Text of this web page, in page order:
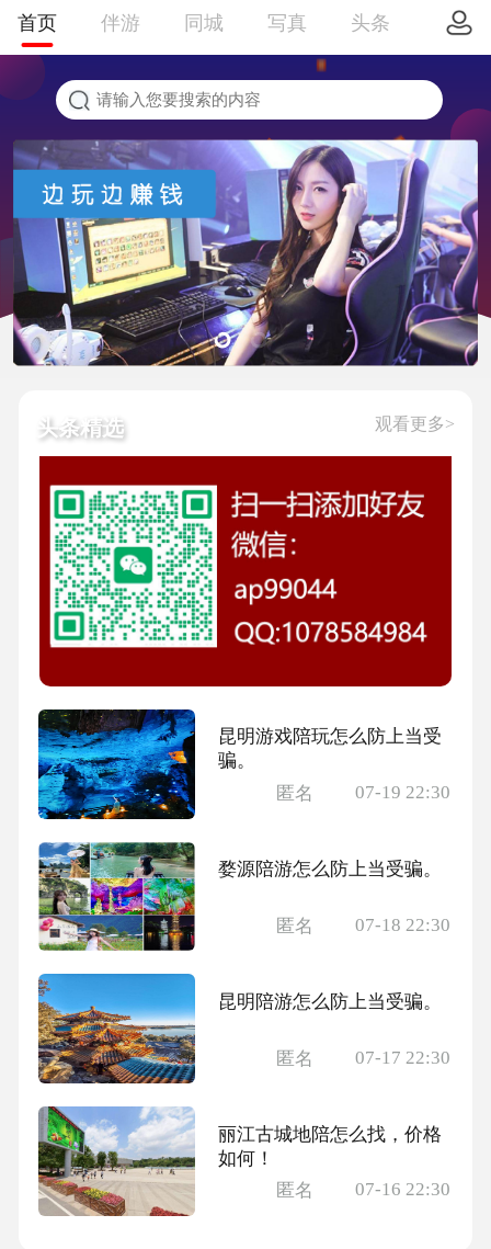
首页 伴游 同城 写真 头条
头条精选 观看更多>
昆明游戏陪玩怎么防上当受
骗。
匿名
07-19 22:30
婺源陪游怎么防上当受骗。
匿名 07-18 22:30
昆明陪游怎么防上当受骗。
匿名 07-17 22:30
丽江古城地陪怎么找，价格
如何！
匿名
07-16 22:30